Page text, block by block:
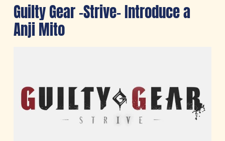
Guilty Gear -Strive- Introduce a
Anji Mito